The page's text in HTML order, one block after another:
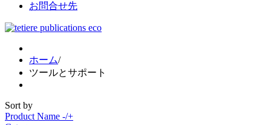
お問合せ先
ホーム/
ツールとサポート
Sort by
Product Name -/+